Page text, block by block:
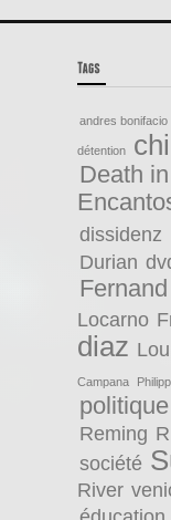
andres bonifacio
détention
Death
dissidenz
Durian
Locarno
diaz
Campana
politique
Reming
société
River